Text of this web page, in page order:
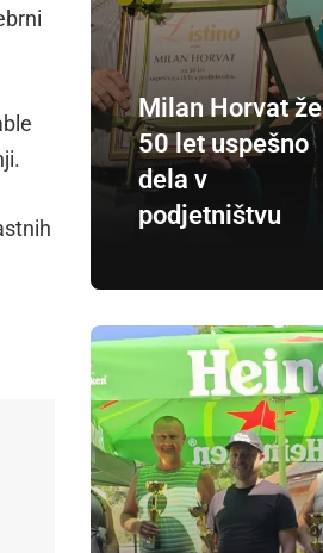
Milan Horvat že
50 let uspešno
dela v
podjetništvu